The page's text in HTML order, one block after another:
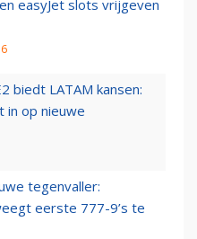
easyJet slots vrijgeven
biedt LATAM kansen:
in op nieuwe
tegenvaller:
eerste 777-9’s te